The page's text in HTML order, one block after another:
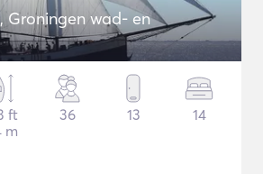
Groningen wad- en
ft
m
36 13 14